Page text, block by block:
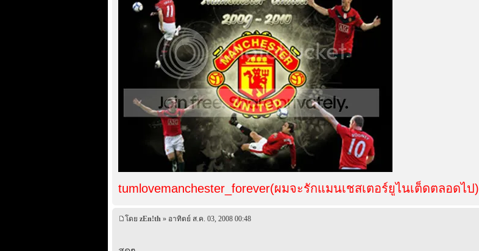
tumlovemanchester_forever(ผมจะรักแมนเชสเตอร์ยูไนเต็ดตลอดไป)
โดย zEn!th » อาทิตย์ ส.ค. 03, 2008 00:48